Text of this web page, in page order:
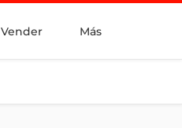
Vender Más